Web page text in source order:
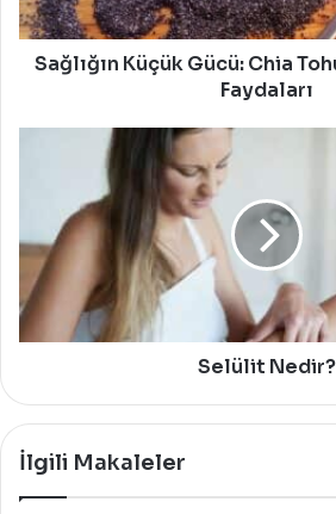
Sağlığın Küçük Gücü: Chia
Faydaları
Selülit Nedir?
İlgili Makaleler